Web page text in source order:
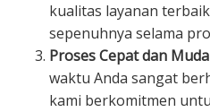
kualitas layanan
sepenuhnya selama
Proses Cepat dan
waktu Anda sangat
kami berkomitmen